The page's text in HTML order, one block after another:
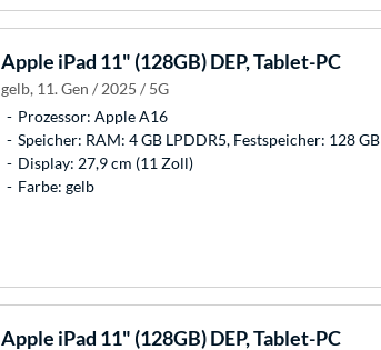
Apple iPad 11" (128GB) DEP, Tablet-PC
gelb, 11. Gen / 2025 / 5G
Prozessor: Apple A16
Speicher: RAM: 4 GB LPDDR5, Festspeicher: 128 GB
Display: 27,9 cm (11 Zoll)
Farbe: gelb
Apple iPad 11" (128GB) DEP, Tablet-PC